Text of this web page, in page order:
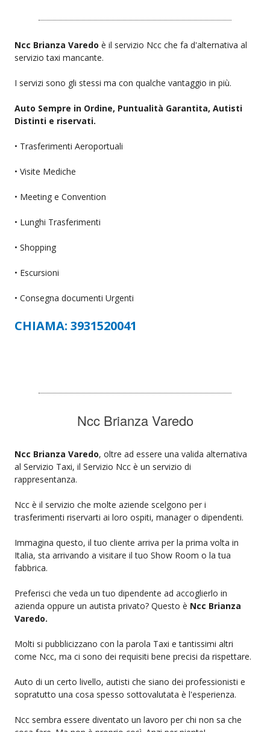
Ncc Brianza Varedo è il servizio Ncc che fa d'alternativa al
servizio taxi mancante.
I servizi sono gli stessi ma con qualche vantaggio in più.
Auto Sempre in Ordine, Puntualità Garantita, Autisti
Distinti e riservati.
• Trasferimenti Aeroportuali
• Visite Mediche
• Meeting e Convention
• Lunghi Trasferimenti
• Shopping
• Escursioni
• Consegna documenti Urgenti
CHIAMA: 3931520041
Ncc Brianza Varedo
Ncc Brianza Varedo, oltre ad essere una valida alternativa
al Servizio Taxi, il Servizio Ncc è un servizio di
rappresentanza.
Ncc è il servizio che molte aziende scelgono per i
trasferimenti riservarti ai loro ospiti, manager o dipendenti.
Immagina questo, il tuo cliente arriva per la prima volta in
Italia, sta arrivando a visitare il tuo Show Room o la tua
fabbrica.
Preferisci che veda un tuo dipendente ad accoglierlo in
azienda oppure un autista privato? Questo è Ncc Brianza
Varedo.
Molti si pubblicizzano con la parola Taxi e tantissimi altri
come Ncc, ma ci sono dei requisiti bene precisi da rispettare.
Auto di un certo livello, autisti che siano dei professionisti e
sopratutto una cosa spesso sottovalutata è l'esperienza.
Ncc sembra essere diventato un lavoro per chi non sa che